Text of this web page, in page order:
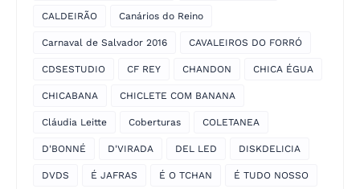
CALDEIRÃO Canários do Reino
Carnaval de Salvador 2016 CAVALEIROS DO FORRÓ
CDSESTUDIO CF REY CHANDON CHICA ÉGUA
CHICABANA CHICLETE COM BANANA
Cláudia Leitte Coberturas COLETANEA
D'BONNÉ D'VIRADA DEL LED DISKDELICIA
DVDS É JAFRAS É O TCHAN É TUDO NOSSO